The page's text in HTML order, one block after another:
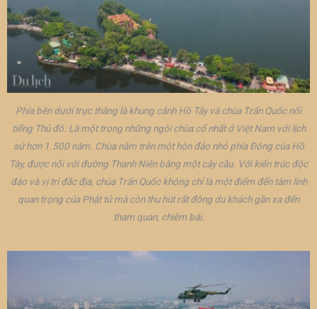
Phía bên dưới trực thăng là khung cảnh Hồ Tây và chùa Trấn Quốc nổi
tiếng Thủ đô. Là một trong những ngôi chùa cổ nhất ở Việt Nam với lịch
sử hơn 1.500 năm. Chùa nằm trên một hòn đảo nhỏ phía Đông của Hồ
Tây, được nối với đường Thanh Niên bằng một cây cầu. Với kiến trúc độc
đáo và vị trí đắc địa, chùa Trấn Quốc không chỉ là một điểm đến tâm linh
quan trọng của Phật tử mà còn thu hút rất đông du khách gần xa đến
tham quan, chiêm bái.